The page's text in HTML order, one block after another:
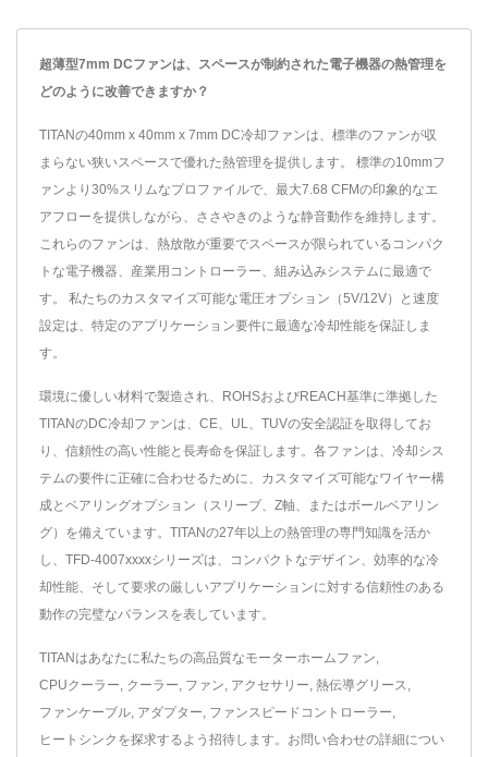
超薄型7mm DCファンは、スペースが制約された電子機器の熱管理を
どのように改善できますか？
TITANの40mm x 40mm x 7mm DC冷却ファンは、標準のファンが収
まらない狭いスペースで優れた熱管理を提供します。 標準の10mmフ
ァンより30%スリムなプロファイルで、最大7.68 CFMの印象的なエ
アフローを提供しながら、ささやきのような静音動作を維持します。
これらのファンは、熱放散が重要でスペースが限られているコンパク
トな電子機器、産業用コントローラー、組み込みシステムに最適で
す。 私たちのカスタマイズ可能な電圧オプション（5V/12V）と速度
設定は、特定のアプリケーション要件に最適な冷却性能を保証しま
す。
環境に優しい材料で製造され、ROHSおよびREACH基準に準拠した
TITANのDC冷却ファンは、CE、UL、TUVの安全認証を取得してお
り、信頼性の高い性能と長寿命を保証します。各ファンは、冷却シス
テムの要件に正確に合わせるために、カスタマイズ可能なワイヤー構
成とベアリングオプション（スリーブ、Z軸、またはボールベアリン
グ）を備えています。TITANの27年以上の熱管理の専門知識を活か
し、TFD-4007xxxxシリーズは、コンパクトなデザイン、効率的な冷
却性能、そして要求の厳しいアプリケーションに対する信頼性のある
動作の完璧なバランスを表しています。
TITANはあなたに私たちの高品質なモーターホームファン
CPUクーラー クーラー ファン アクセサリー 熱伝導グリース
ファンケーブル アダプター ファンスピードコントローラー
ヒートシンク を探求するよう招待します。 お問い合わせの詳細につい